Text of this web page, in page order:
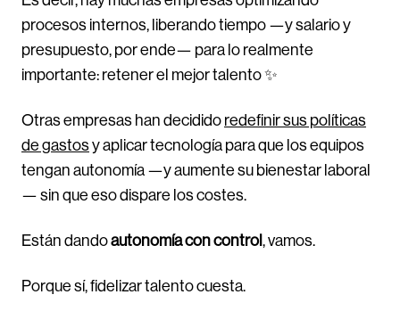
procesos internos, liberando tiempo —y salario y
presupuesto, por ende— para lo realmente
importante: retener el mejor talento ✨
Otras empresas han decidido redefinir sus políticas
de gastosy aplicar tecnología para que los equipos
tengan autonomía —y aumente su bienestar laboral
— sin que eso dispare los costes.
Están dandoautonomía con control, vamos.
Porque sí, fidelizar talento cuesta.